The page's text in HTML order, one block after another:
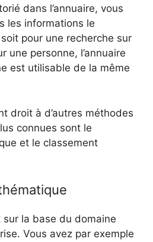
dans l’annuaire, vous
les informations le
pour une recherche sur
une personne, l’annuaire
est utilisable de la même
droit à d’autres méthodes
connues sont le
et le classement
sur la base du domaine
Vous avez par exemple